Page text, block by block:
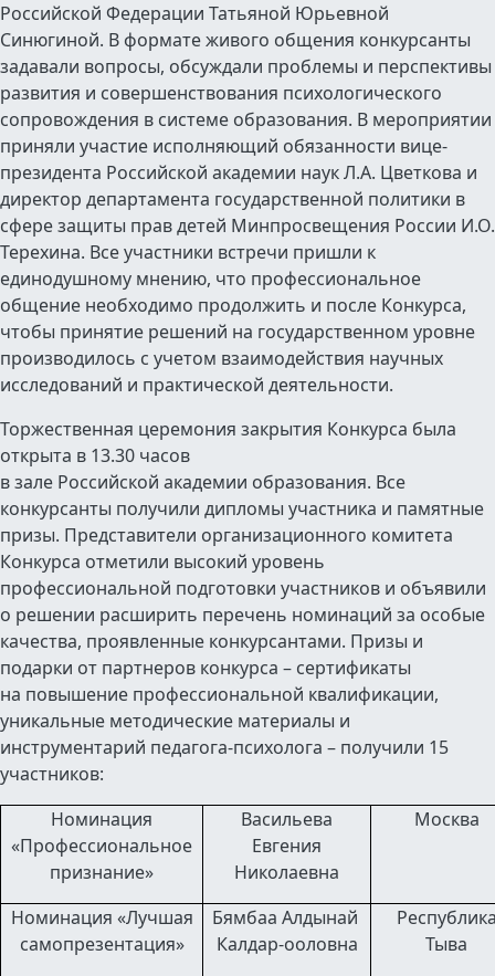
Российской Федерации Татьяной Юрьевной
Синюгиной. В формате живого общения конкурсанты
задавали вопросы, обсуждали проблемы и перспективы
развития и совершенствования психологического
сопровождения в системе образования. В мероприятии
приняли участие исполняющий обязанности вице-
президента Российской академии наук Л.А. Цветкова и
директор департамента государственной политики в
сфере защиты прав детей Минпросвещения России И.О.
Терехина. Все участники встречи пришли к
единодушному мнению, что профессиональное
общение необходимо продолжить и после Конкурса,
чтобы принятие решений на государственном уровне
производилось с учетом взаимодействия научных
исследований и практической деятельности.
Торжественная церемония закрытия Конкурса была
открыта в 13.30 часов
в зале Российской академии образования. Все
конкурсанты получили дипломы участника и памятные
призы. Представители организационного комитета
Конкурса отметили высокий уровень
профессиональной подготовки участников и объявили
о решении расширить перечень номинаций за особые
качества, проявленные конкурсантами. Призы и
подарки от партнеров конкурса – сертификаты
на повышение профессиональной квалификации,
уникальные методические материалы и
инструментарий педагога-психолога – получили 15
участников:
Номинация
«Профессиональное
признание»
Васильева
Евгения
Николаевна
Москва
Номинация «Лучшая
самопрезентация»
Бямбаа Алдынай
Калдар-ооловна
Тыва